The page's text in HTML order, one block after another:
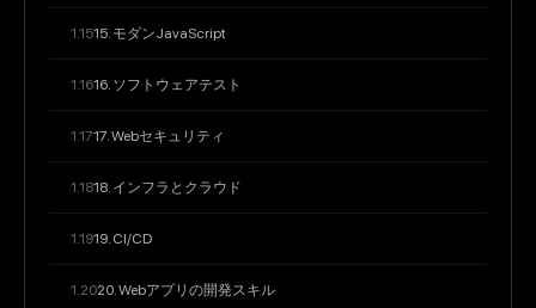
15. モダンJavaScript
16. ソフトウェアテスト
17. Webセキュリティ
18. インフラとクラウド
19. CI/CD
20. Webアプリの開発スキル